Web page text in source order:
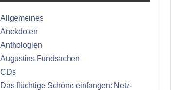
Allgemeines
Anekdoten
Anthologien
Augustins Fundsachen
CDs
Das flüchtige Schöne einfangen: Netz-